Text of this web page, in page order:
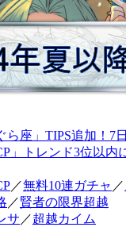
ら座」TIPS追加！7
」トレンド3位以内
／無料10連ガチャ ／
／賢者の限界超越
サ ／超越カイム